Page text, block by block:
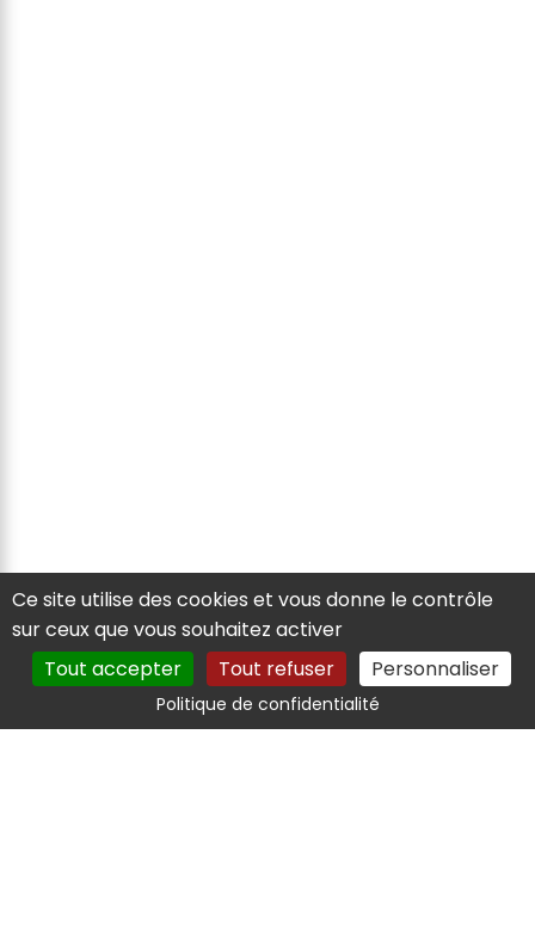
Ce site utilise des cookies et vous donne le contrôle
sur ceux que vous souhaitez activer
Tout accepter
Tout refuser Personnaliser
Politique de confidentialité